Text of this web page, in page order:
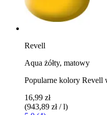
Revell
Aqua żółty, matowy
Popularne kolory Revell
16,99 zł
(943,89 zł / l)